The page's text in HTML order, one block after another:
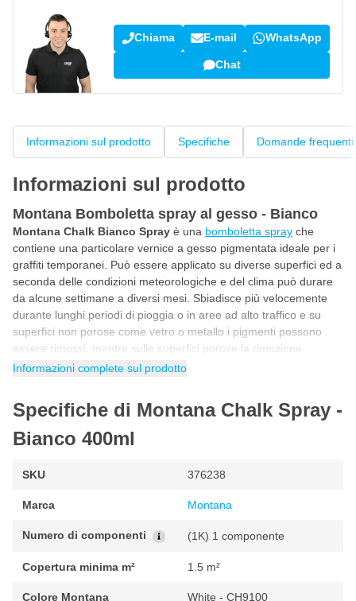
Chiama E-mail WhatsApp
Chat
Informazioni sul prodotto Specifiche Domande frequenti
Informazioni sul prodotto
Montana Bomboletta spray al gesso - Bianco
Montana Chalk Bianco Spray è una bomboletta spray che
contiene una particolare vernice a gesso pigmentata ideale per i
graffiti temporanei. Può essere applicato su diverse superfici ed a
seconda delle condizioni meteorologiche e del clima può durare
da alcune settimane a diversi mesi. Sbiadisce più velocemente
durante lunghi periodi di pioggia o in aree ad alto traffico e su
superfici non porose come vetro o metallo i pigmenti possono
essere rimossi, mentre sulle superfici porose la rimozione
potrebbe essere più difficile. Si consiglia l'applicazione di prova e
Vernice a gesso
Siete alla ricerca di una pittura a gesso speciale
si asciuga opaca come il gesso e crea un aspetto unico. La
pittore, pietra, ceramica, cemento e altri materiali porosi. Ideale
per spruzzare il giardino, i vasi e altri oggetti con il colore della
Caratteristiche
Informazioni complete sul prodotto
Specifiche di Montana Chalk Spray -
Bianco 400ml
SKU 376238
Marca Montana
Numero di componenti (1K) 1 componente
Copertura minima m² 1.5 m²
Colore Montana White - CH9100